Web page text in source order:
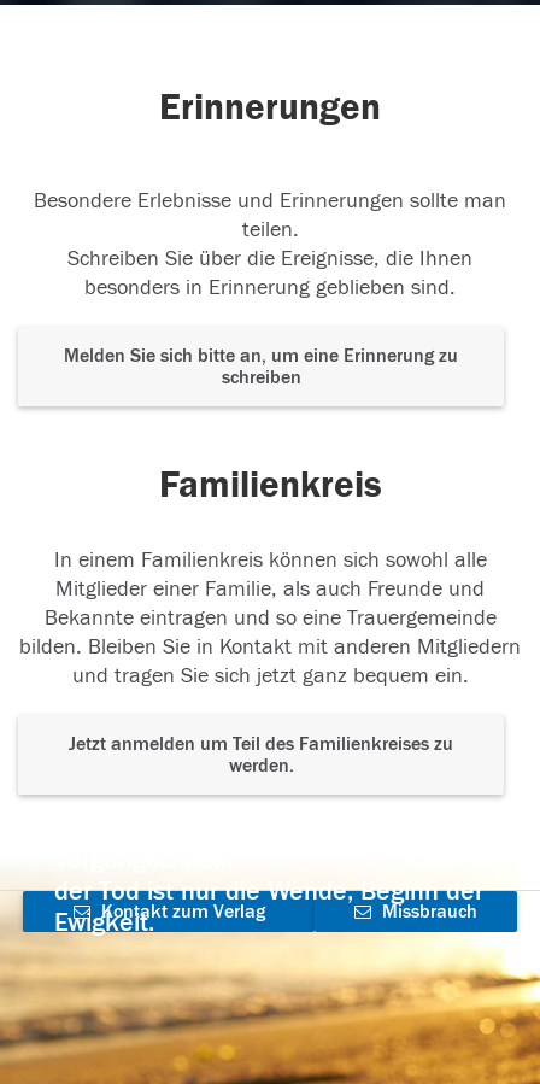
Erinnerungen
Besondere Erlebnisse und Erinnerungen sollte man
teilen.
Schreiben Sie über die Ereignisse, die Ihnen
besonders in Erinnerung geblieben sind.
Melden Sie sich bitte an, um eine Erinnerung zu
schreiben
Familienkreis
In einem Familienkreis können sich sowohl alle
Mitglieder einer Familie, als auch Freunde und
Bekannte eintragen und so eine Trauergemeinde
bilden. Bleiben Sie in Kontakt mit anderen Mitgliedern
und tragen Sie sich jetzt ganz bequem ein.
Jetzt anmelden um Teil des Familienkreises zu
werden.
der Tod ist nur die Wende, Beginn der
Ewigkeit.
Kontakt zum Verlag
aufnehmen
Missbrauch